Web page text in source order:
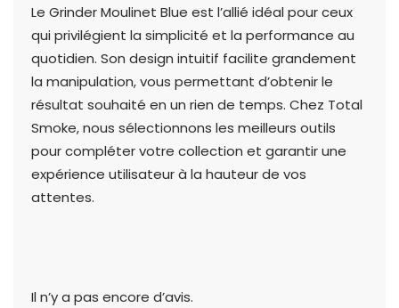
Le Grinder Moulinet Blue est l’allié idéal pour ceux
qui privilégient la simplicité et la performance au
quotidien. Son design intuitif facilite grandement
la manipulation, vous permettant d’obtenir le
résultat souhaité en un rien de temps. Chez Total
Smoke, nous sélectionnons les meilleurs outils
pour compléter votre collection et garantir une
expérience utilisateur à la hauteur de vos
attentes.
Il n’y a pas encore d’avis.